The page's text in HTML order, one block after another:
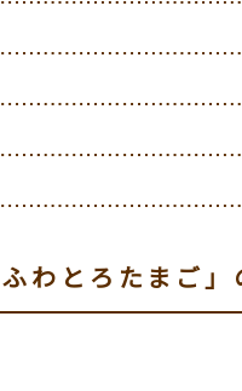
ふわとろたまご